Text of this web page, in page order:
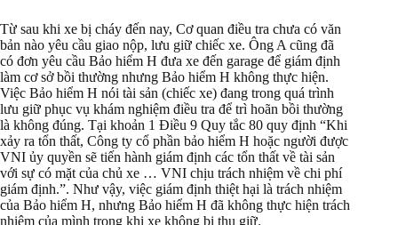
Từ sau khi xe bị cháy đến nay, Cơ quan điều tra chưa có văn
bản nào yêu cầu giao nộp, lưu giữ chiếc xe. Ông A cũng đã
có đơn yêu cầu Bảo hiểm H đưa xe đến garage để giám định
làm cơ sở bồi thường nhưng Bảo hiểm H không thực hiện.
Việc Bảo hiểm H nói tài sản (chiếc xe) đang trong quá trình
lưu giữ phục vụ khám nghiệm điều tra để trì hoãn bồi thường
là không đúng. Tại khoản 1 Điều 9 Quy tắc 80 quy định “Khi
xảy ra tổn thất, Công ty cổ phần bảo hiểm H hoặc người được
VNI ủy quyền sẽ tiến hành giám định các tổn thất về tài sản
với sự có mặt của chủ xe … VNI chịu trách nhiệm về chi phí
giám định.”. Như vậy, việc giám định thiệt hại là trách nhiệm
của Bảo hiểm H, nhưng Bảo hiểm H đã không thực hiện trách
nhiệm của mình trong khi xe không bị thu giữ.